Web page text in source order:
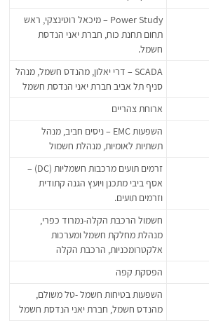
Power Study – מיכאל רוטינצקי, ראש
תחום תחנת כוח, חברת יאני הנדסת
חשמל.
SCADA – דרי יאלון, מהנדס חשמל, מנהל
סניף תל אביב חברת יאני הנדסת חשמל
ארוחת צהריים
השפעות EMC – ניסים חביב, מנהל
תשתיות לאומיות, מנהלת חשמול
זרמים תועים מרכבות חשמליות (DC) –
אסף ביבי מתכנן ויועץ הגנה קתודית
וזרמים תועים.
חשמול הרכבת הקלה-נמרוד כפרי,
מנהלת מחלקת חשמל ומערכות
אלקטרומכניות, הרכבת הקלה
הפסקת קפה
השפעות בטיחות חשמל -טל משולם,
מהנדס חשמל, חברת יאני הנדסת חשמל